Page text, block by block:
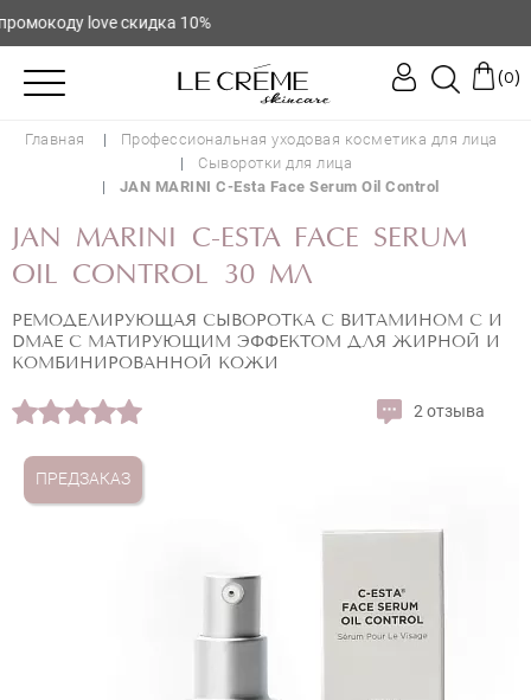
love скидка 10%
(0)
Главная
Профессиональная уходовая косметика для лица
Сыворотки для лица
JAN MARINI C-Esta Face Serum Oil Control
JAN MARINI C-ESTA FACE SERUM
OIL CONTROL 30 МЛ
РЕМОДЕЛИРУЮЩАЯ СЫВОРОТКА С ВИТАМИНОМ С И
DMAE С МАТИРУЮЩИМ ЭФФЕКТОМ ДЛЯ ЖИРНОЙ И
КОМБИНИРОВАННОЙ КОЖИ
2 отзыва
ПРЕДЗАКАЗ